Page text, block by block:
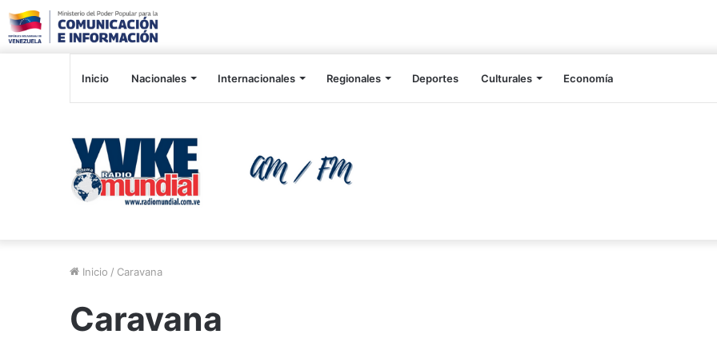
Inicio Nacionales Internacionales Regionales Deportes Culturales Economía
Inicio / Caravana
Caravana